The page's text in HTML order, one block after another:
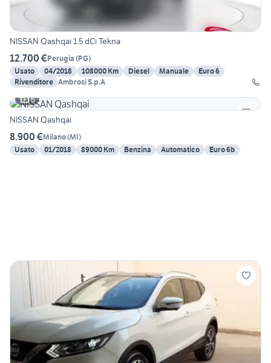
NISSAN Qashqai 1.5 dCi Tekna
12.700 €Perugia (PG)
Usato
04/2018 108000 Km Diesel Manuale
Euro 6
Rivenditore Ambrosi S.p.A
6
NISSAN Qashqai
8.900 €Milano(MI)
Usato
01/2018 89000 Km Benzina Automatico Euro 6b